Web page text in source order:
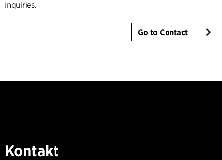
inquiries.
Go to Contact
Kontakt